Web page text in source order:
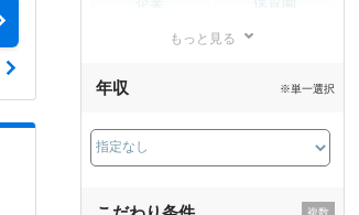
薬局・
もっと見る
年収 ※単一選択